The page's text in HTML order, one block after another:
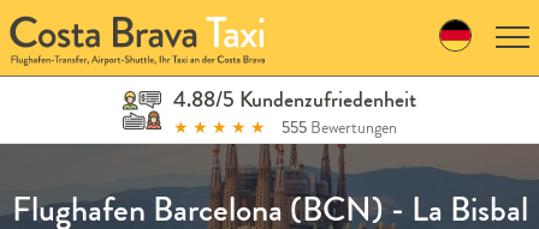
Skip
to
navigation
Skip
4.88/5 Kundenzufriedenheit
★ ★ ★ ★ ★ 555 Bewertungen
Flughafen Barcelona (BCN) - La Bisbal